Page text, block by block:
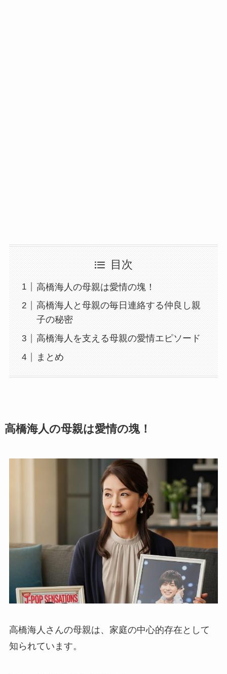
目次
高橋海人の母親は愛情の塊！
高橋海人と母親の毎日連絡する仲良し親
子の秘密
高橋海人を支える母親の愛情エピソード
まとめ
高橋海人の母親は愛情の塊！
高橋海人さんの母親は、家庭の中心的存在として
知られています。